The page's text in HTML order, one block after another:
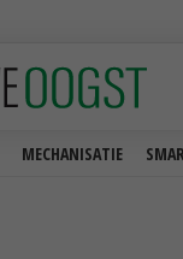
MECHANISATIE